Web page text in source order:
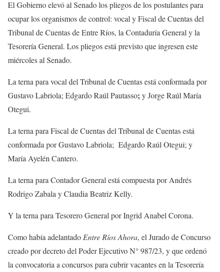
El Gobierno elevó al Senado los pliegos de los postulantes para
ocupar los organismos de control: vocal y Fiscal de Cuentas del
Tribunal de Cuentas de Entre Ríos, la Contaduría General y la
Tesorería General. Los pliegos está previsto que ingresen este
miércoles al Senado.
La terna para vocal del Tribunal de Cuentas está conformada por
Gustavo Labriola; Edgardo Raúl Pautasso;yJorge Raúl María
Otegui.
La terna para Fiscal de Cuentas del Tribunal de Cuentas está
conformada por Gustavo Labriola; Edgardo Raúl Otegui; y
María Ayelén Cantero.
La terna para Contador General está compuesta por Andrés
Rodrigo Zabala y Claudia Beatriz Kelly.
Y la terna para Tesorero General por Ingrid Anabel Corona.
Como había adelantado Entre Ríos Ahora, el Jurado de Concurso
creado por decreto del Poder Ejecutivo N° 987/23, y que ordenó
la convocatoria a concursos para cubrir vacantes en la Tesorería